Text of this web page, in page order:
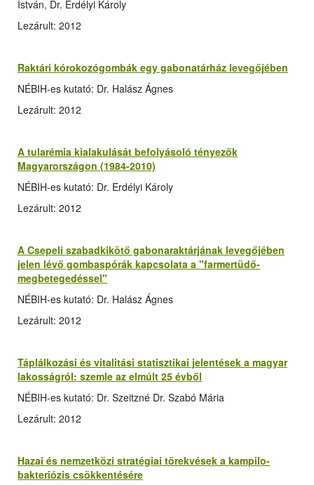
István, Dr. Erdélyi Károly
Lezárult: 2012
Raktári kórokozógombák egy gabonatárház levegőjében
NÉBIH-es kutató: Dr. Halász Ágnes
Lezárult: 2012
A tularémia kialakulását befolyásoló tényezők
Magyarországon (1984-2010)
NÉBIH-es kutató: Dr. Erdélyi Károly
Lezárult: 2012
A Csepeli szabadkikötő gabonaraktárjának levegőjében
jelen lévő gombaspórák kapcsolata a "farmertüdő-
megbetegedéssel"
NÉBIH-es kutató: Dr. Halász Ágnes
Lezárult: 2012
Táplálkozási és vitalitási statisztikai jelentések a magyar
lakosságról: szemle az elmúlt 25 évből
NÉBIH-es kutató: Dr. Szeitzné Dr. Szabó Mária
Lezárult: 2012
Hazai és nemzetközi stratégiai törekvések a kampilo­
bakteriózis csökkentésére